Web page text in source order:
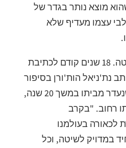
מוצא נותר בגדר של
עצמו מעדיף שלא
ברטלבי חי מחוץ לשיטה. 18 שנים קודם לכתיבת
ב-1835, כותב נת'ניאל הות'ורן בסיפור
"וייקפילד", על אדם שנעדר מביתו במשך 20 שנה,
רחוב. "בקרב
לכאורה בעולמנו
במדויק לשיטה, וכל